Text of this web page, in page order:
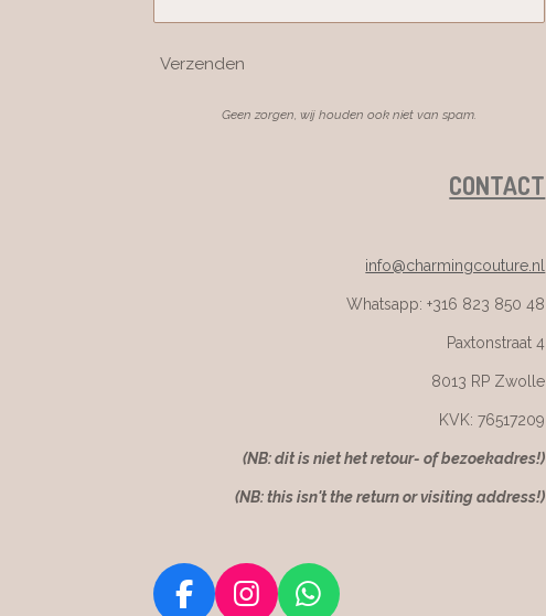
Verzenden
Geen zorgen, wij houden ook niet van spam.
CONTACT
info@charmingcouture.nl
Whatsapp: +316 823 850 48
Paxtonstraat 4
8013 RP Zwolle
KVK: 76517209
(NB: dit is niet het retour- of bezoekadres!)
(NB: this isn't the return or visiting address!)
F I W